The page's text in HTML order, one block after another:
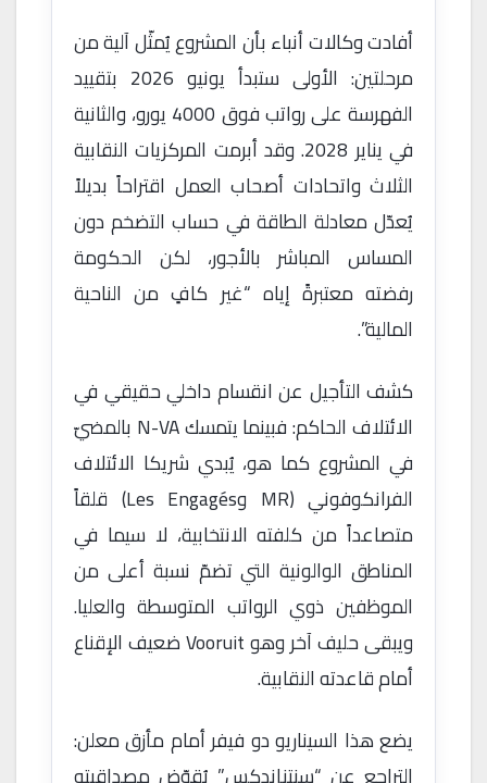
أفادت وكالات أنباء بأن المشروع يُمثّل آلية من
مرحلتين: الأولى ستبدأ يونيو 2026 بتقييد
الفهرسة على رواتب فوق 4000 يورو، والثانية
في يناير 2028. وقد أبرمت المركزيات النقابية
الثلاث واتحادات أصحاب العمل اقتراحاً بديلاً
يُعدّل معادلة الطاقة في حساب التضخم دون
المساس المباشر بالأجور، لكن الحكومة
رفضته معتبرةً إياه “غير كافٍ من الناحية
المالية”.
كشف التأجيل عن انقسام داخلي حقيقي في
الائتلاف الحاكم: فبينما يتمسك N-VA بالمضيّ
في المشروع كما هو، يُبدي شريكا الائتلاف
الفرانكوفوني (MR وLes Engagés) قلقاً
متصاعداً من كلفته الانتخابية، لا سيما في
المناطق الوالونية التي تضمّ نسبة أعلى من
الموظفين ذوي الرواتب المتوسطة والعليا.
ويبقى حليف آخر وهو Vooruit ضعيف الإقناع
أمام قاعدته النقابية.
يضع هذا السيناريو دو فيفر أمام مأزق معلن: